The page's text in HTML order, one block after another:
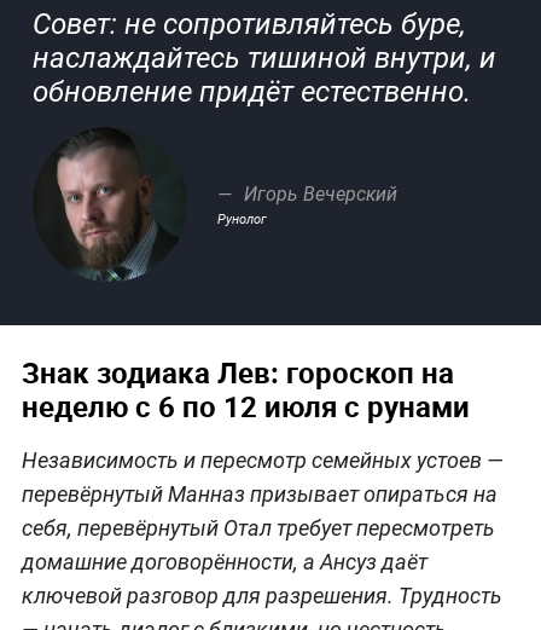
Совет: не сопротивляйтесь буре,
наслаждайтесь тишиной внутри, и
обновление придёт естественно.
Игорь Вечерский
Рунолог
Знак зодиака Лев: гороскоп на
неделю с 6 по 12 июля с рунами
Независимость и пересмотр семейных устоев —
перевёрнутый Манназ призывает опираться на
себя, перевёрнутый Отал требует пересмотреть
домашние договорённости, а Ансуз даёт
ключевой разговор для разрешения. Трудность